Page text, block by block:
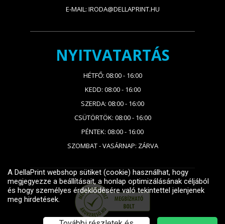
E-MAIL: IRODA@DELLAPRINT.HU
NYITVATARTÁS
HÉTFŐ: 08:00 - 16:00
KEDD: 08:00 - 16:00
SZERDA: 08:00 - 16:00
CSÜTÖRTÖK: 08:00 - 16:00
PÉNTEK: 08:00 - 16:00
SZOMBAT - VASÁRNAP: ZÁRVA